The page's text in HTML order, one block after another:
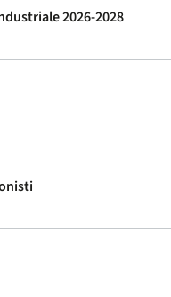
2026-2028